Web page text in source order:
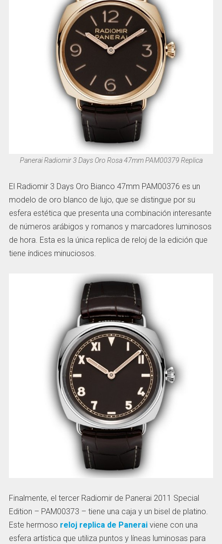
Panerai Radiomir 3 Days Oro Rosa 47mm PAM00379 Replica
El Radiomir 3 Days Oro Bianco 47mm PAM00376 es un
modelo de oro blanco de lujo, que se distingue por su
esfera estética que presenta una combinación interesante
de números arábigos y romanos y marcadores luminosos
de hora. Esta es la única replica de reloj de la edición que
tiene índices minuciosos.
Finalmente, el tercer Radiomir de Panerai 2011 Special
Edition – PAM00373 – tiene una caja y un bisel de platino.
Este hermoso reloj replica de Panerai viene con una
esfera artística que utiliza puntos y líneas luminosas para